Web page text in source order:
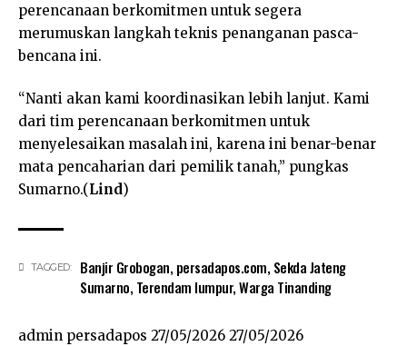
perencanaan berkomitmen untuk segera
merumuskan langkah teknis penanganan pasca-
bencana ini.
“Nanti akan kami koordinasikan lebih lanjut. Kami
dari tim perencanaan berkomitmen untuk
menyelesaikan masalah ini, karena ini benar-benar
mata pencaharian dari pemilik tanah,” pungkas
Sumarno.(Lind)
TAGGED: Banjir Grobogan, persadapos.com, Sekda Jateng
Sumarno, Terendam lumpur,Warga Tinanding
admin persadapos 27/05/2026 27/05/2026